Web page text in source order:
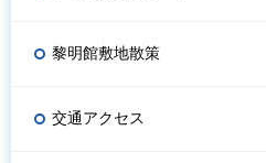
黎明館敷地散策
交通アクセス